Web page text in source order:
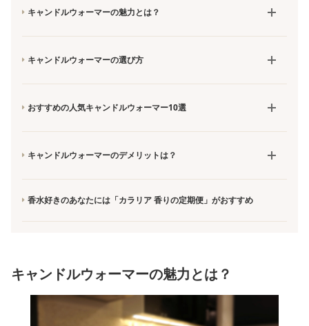
キャンドルウォーマーの魅力とは？
キャンドルウォーマーの選び方
おすすめの人気キャンドルウォーマー10選
キャンドルウォーマーのデメリットは？
香水好きのあなたには「カラリア 香りの定期便」がおすすめ
キャンドルウォーマーの魅力とは？